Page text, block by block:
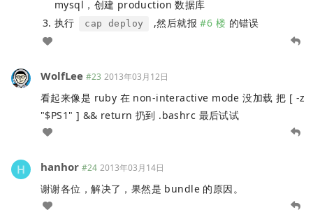
mysql，创建 production 数据库
执行
cap deploy ,然后就报#6 楼 的错误
WolfLee #23 2013年03月12日
看起来像是 ruby 在 non-interactive mode 没加载 把 [ -z
"$PS1" ] && return 扔到 .bashrc 最后试试
hanhor #24 2013年03月14日
谢谢各位，解决了，果然是 bundle 的原因。